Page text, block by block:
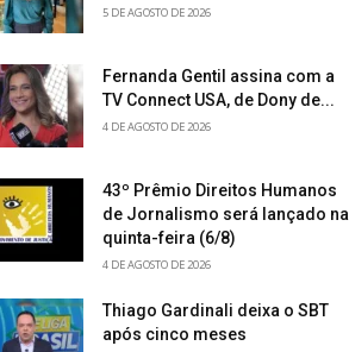
5 DE AGOSTO DE 2026
Fernanda Gentil assina com a
TV Connect USA, de Dony de...
4 DE AGOSTO DE 2026
43º Prêmio Direitos Humanos
de Jornalismo será lançado na
quinta-feira (6/8)
4 DE AGOSTO DE 2026
Thiago Gardinali deixa o SBT
após cinco meses